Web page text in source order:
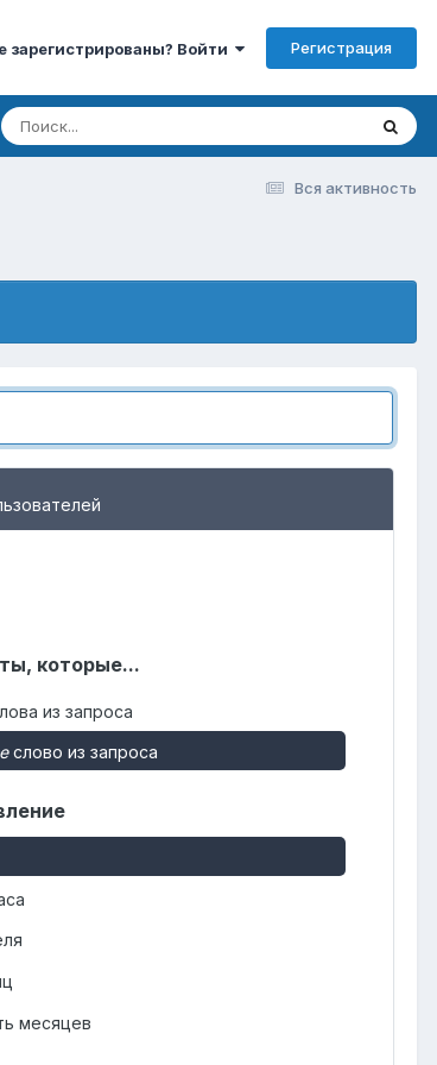
зарегистрированы? Войти Регистрация
Вся активность
которые...
из запроса
слово из запроса
месяцев